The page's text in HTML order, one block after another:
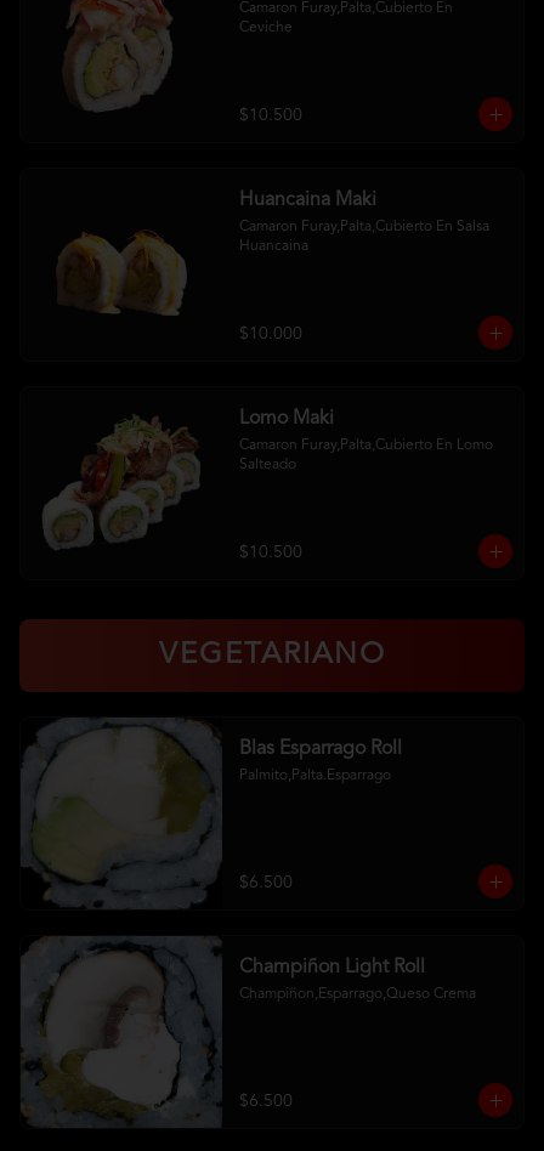
Camaron Furay,Palta,Cubierto En
Ceviche
$10.500
Huancaina Maki
Camaron Furay,Palta,Cubierto En Salsa
Huancaina
$10.000
Lomo Maki
Camaron Furay,Palta,Cubierto En Lomo
Salteado
$10.500
VEGETARIANO
Blas Esparrago Roll
Palmito,Palta.Esparrago
$6.500
Champiñon Light Roll
Champiñon,Esparrago,Queso Crema
$6.500